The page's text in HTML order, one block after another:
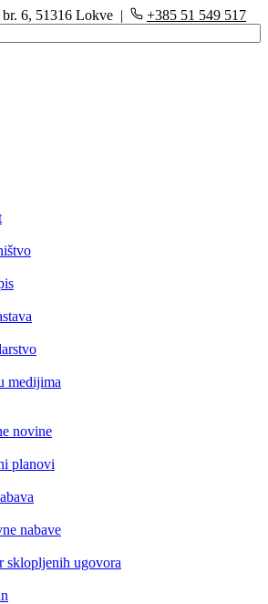
br. 6, 51316 Lokve | +385 51 549 517
medijima
novine
planovi
nabave
sklopljenih ugovora